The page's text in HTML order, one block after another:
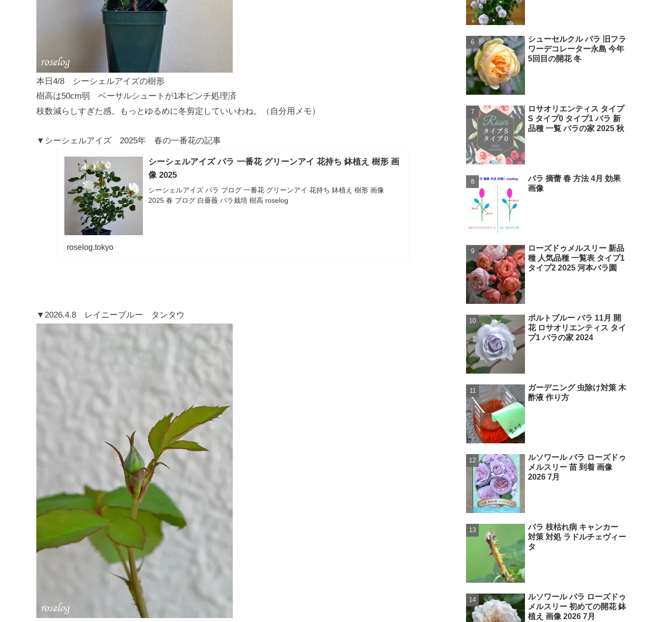
本日4/8 シーシェルアイズの樹形
樹高は50cm弱 ベーサルシュートが1本ピンチ処理済
枝数減らしすぎた感。もっとゆるめに冬剪定していいわね。（自分用メモ）
▼シーシェルアイズ 2025年 春の一番花の記事
シーシェルアイズ バラ 一番花 グリーンアイ 花持ち 鉢植え 樹形 画
像 2025
シーシェルアイズ バラ ブログ 一番花 グリーンアイ 花持ち 鉢植え 樹形 画像
2025 春 ブログ 白薔薇 バラ栽培 樹高 roselog
roselog.tokyo
▼2026.4.8 レイニーブルー タンタウ
シューセルクル バラ 旧フラ
ワーデコレーター永島 今年
5回目の開花 冬
ロサオリエンティス タイプ
S タイプ0 タイプ1 バラ 新
品種 一覧 バラの家 2025 秋
バラ 摘蕾 春 方法 4月 効果
画像
ローズドゥメルスリー 新品
種 人気品種 一覧表 タイプ1
タイプ2 2025 河本バラ園
ポルトブルー バラ 11月 開
花 ロサオリエンティス タイ
プ1 バラの家 2024
ガーデニング 虫除け対策 木
酢液 作り方
ルソワール バラ ローズドゥ
メルスリー 苗 到着 画像
2026 7月
バラ 枝枯れ病 キャンカー
対策 対処 ラドルチェヴィー
タ
ルソワール バラ ローズドゥ
メルスリー 初めての開花 鉢
植え 画像 2026 7月